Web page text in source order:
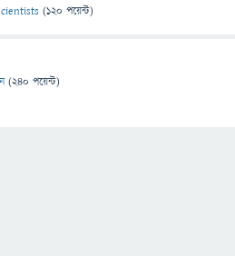
(120 পয়েন্ট)
(240 পয়েন্ট)